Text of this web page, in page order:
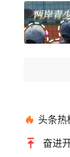
头条热
奋进